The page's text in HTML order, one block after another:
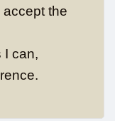
accept the
I can,